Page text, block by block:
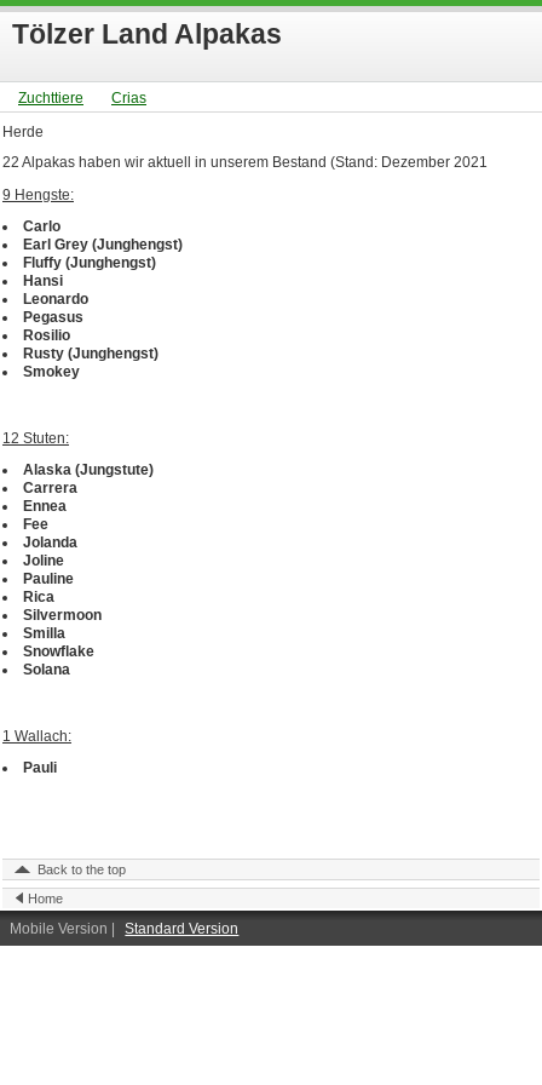
Tölzer Land Alpakas
Zuchttiere
Crias
Herde
22 Alpakas haben wir aktuell in unserem Bestand (Stand: Dezember 2021
9 Hengste:
Carlo
Earl Grey (Junghengst)
Fluffy (Junghengst)
Hansi
Leonardo
Pegasus
Rosilio
Rusty (Junghengst)
Smokey
12 Stuten:
Alaska (Jungstute)
Carrera
Ennea
Fee
Jolanda
Joline
Pauline
Rica
Silvermoon
Smilla
Snowflake
Solana
1 Wallach:
Pauli
Back to the top
Home
Mobile Version | Standard Version